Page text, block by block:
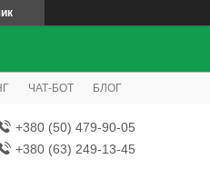
ЧАТ-БОТ БЛОГ
+380 (50) 479-90-05
+380 (63) 249-13-45